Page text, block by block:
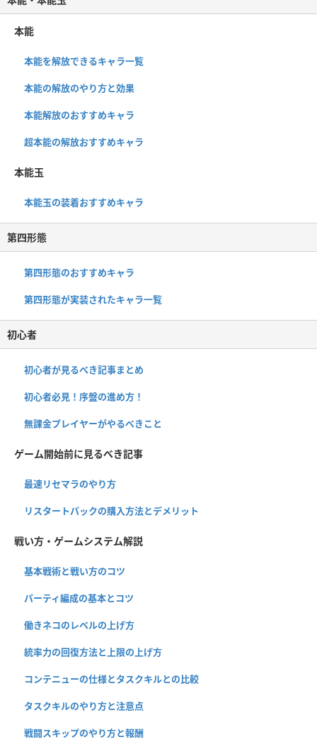
本能
本能を解放できるキャラ一覧
本能の解放のやり方と効果
本能解放のおすすめキャラ
超本能の解放おすすめキャラ
本能玉
本能玉の装着おすすめキャラ
第四形態
第四形態のおすすめキャラ
第四形態が実装されたキャラ一覧
初心者
初心者が見るべき記事まとめ
初心者必見！序盤の進め方！
無課金プレイヤーがやるべきこと
ゲーム開始前に見るべき記事
最速リセマラのやり方
リスタートパックの購入方法とデメリット
戦い方・ゲームシステム解説
基本戦術と戦い方のコツ
パーティ編成の基本とコツ
働きネコのレベルの上げ方
統率力の回復方法と上限の上げ方
コンテニューの仕様とタスクキルとの比較
タスクキルのやり方と注意点
戦闘スキップのやり方と報酬